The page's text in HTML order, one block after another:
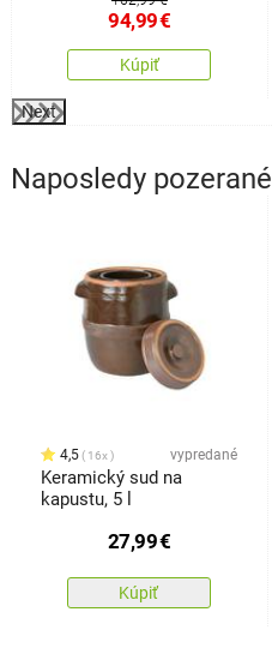
94,99€
Kúpiť
Next
Naposledy pozerané
4,5 16x vypredané
Keramický sud na
kapustu, 5 l
27,99€
Kúpiť